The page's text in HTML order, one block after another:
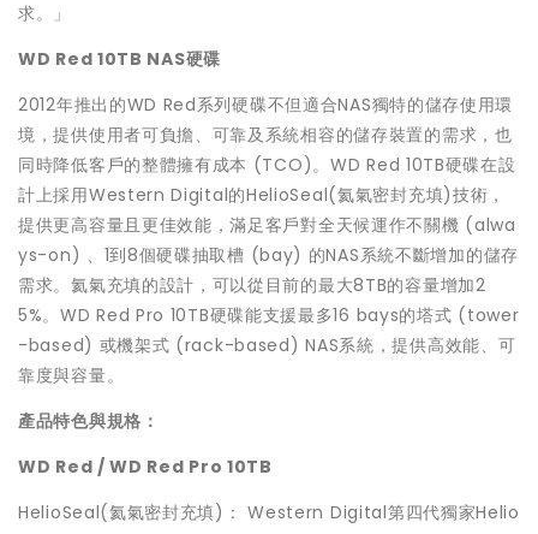
求。」
WD Red 10TB NAS硬碟
2012年推出的WD Red系列硬碟不但適合NAS獨特的儲存使用環
境，提供使用者可負擔、可靠及系統相容的儲存裝置的需求，也
同時降低客戶的整體擁有成本 (TCO)。WD Red 10TB硬碟在設
計上採用Western Digital的HelioSeal(氦氣密封充填)技術，
提供更高容量且更佳效能，滿足客戶對全天候運作不關機 (alwa
ys-on) 、1到8個硬碟抽取槽 (bay) 的NAS系統不斷增加的儲存
需求。氦氣充填的設計，可以從目前的最大8TB的容量增加2
5%。WD Red Pro 10TB硬碟能支援最多16 bays的塔式 (tower
-based) 或機架式 (rack-based) NAS系統，提供高效能、可
靠度與容量。
產品特色與規格：
WD Red / WD Red Pro 10TB
HelioSeal(氦氣密封充填)： Western Digital第四代獨家Helio